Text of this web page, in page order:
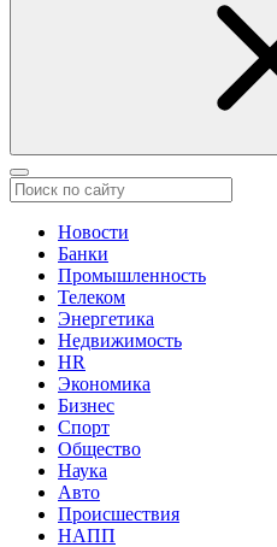
Новости
Банки
Промышленность
Телеком
Энергетика
Недвижимость
HR
Экономика
Бизнес
Спорт
Общество
Наука
Авто
Происшествия
НАПП